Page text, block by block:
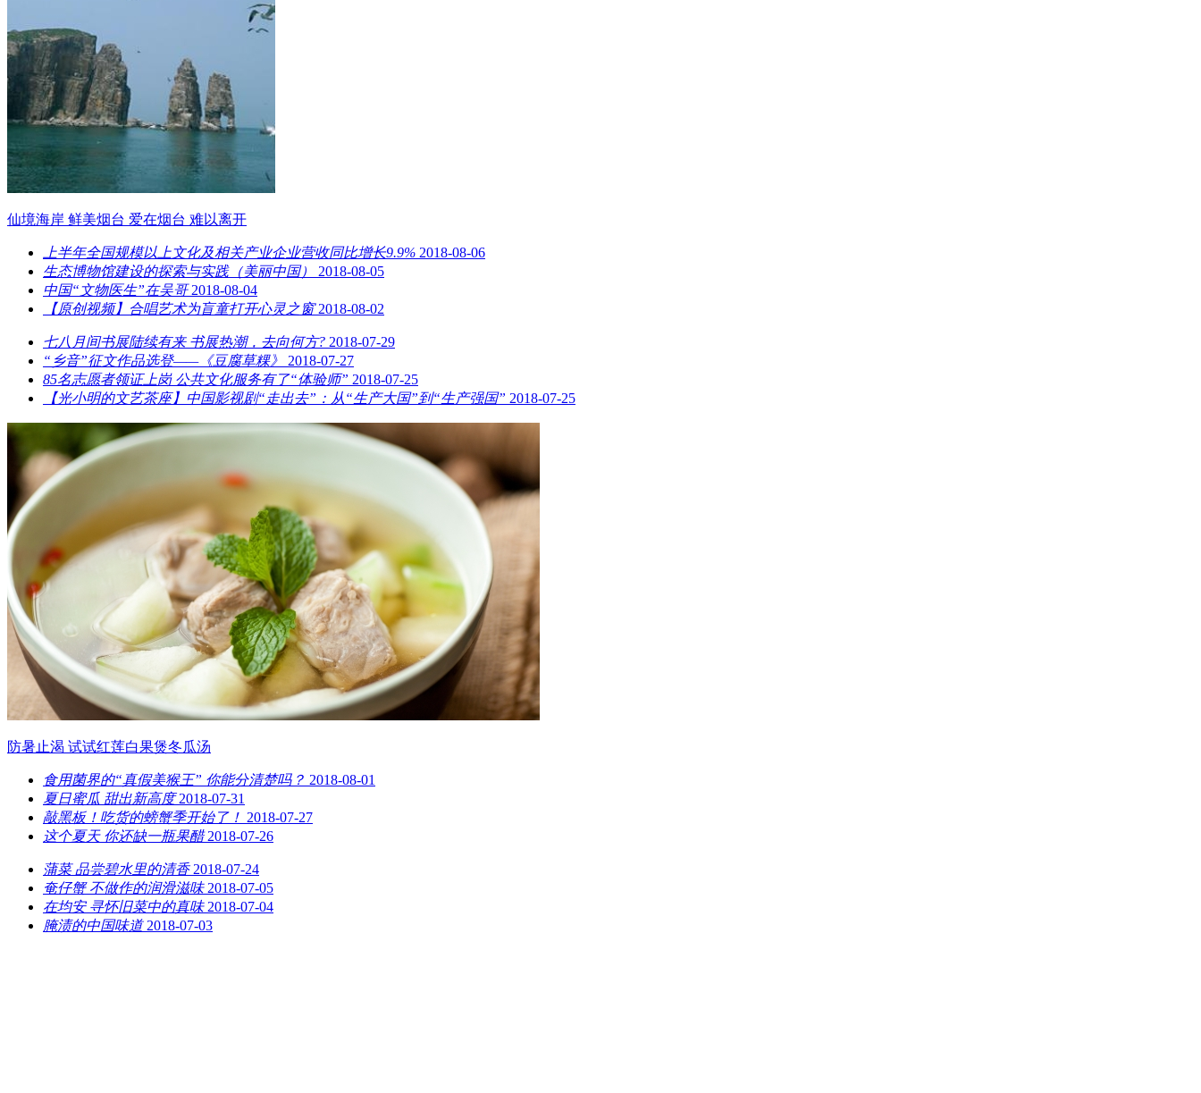
仙境海岸 鲜美烟台 爱在烟台 难以离开
上半年全国规模以上文化及相关产业企业营收同比增长9.9% 2018-08-06
生态博物馆建设的探索与实践（美丽中国）
2018-08-05
中国“文物医生”在吴哥 2018-08-04
【原创视频】合唱艺术为盲童打开心灵之窗 2018-08-02
七八月间书展陆续有来 书展热潮，去向何方? 2018-07-29
“乡音”征文作品选登——《豆腐草粿》
2018-07-27
85名志愿者领证上岗 公共文化服务有了“体验师” 2018-07-25
【光小明的文艺茶座】中国影视剧“走出去”：从“生产大国”到“生产强国” 2018-07-25
防暑止渴 试试红莲白果煲冬瓜汤
食用菌界的“真假美猴王” 你能分清楚吗？ 2018-08-01
夏日蜜瓜 甜出新高度 2018-07-31
敲黑板！吃货的螃蟹季开始了！ 2018-07-27
这个夏天 你还缺一瓶果醋 2018-07-26
蒲菜 品尝碧水里的清香 2018-07-24
奄仔蟹 不做作的润滑滋味 2018-07-05
在均安 寻怀旧菜中的真味 2018-07-04
腌渍的中国味道 2018-07-03